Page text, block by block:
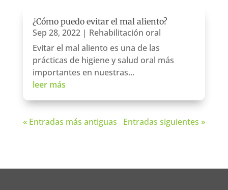
¿Cómo puedo evitar el mal aliento?
Sep 28, 2022| Rehabilitación oral
Evitar el mal aliento es una de las
prácticas de higiene y salud oral más
importantes en nuestras...
leer más
« Entradas más antiguas Entradas siguientes »